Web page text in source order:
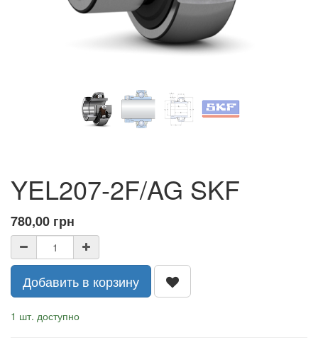
YEL207-2F/AG SKF
780,00 грн
Добавить в корзину
1 шт. доступно